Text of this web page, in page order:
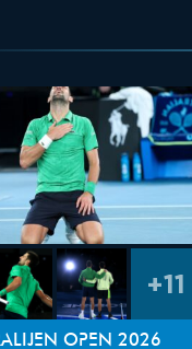
+11
OPEN 2026